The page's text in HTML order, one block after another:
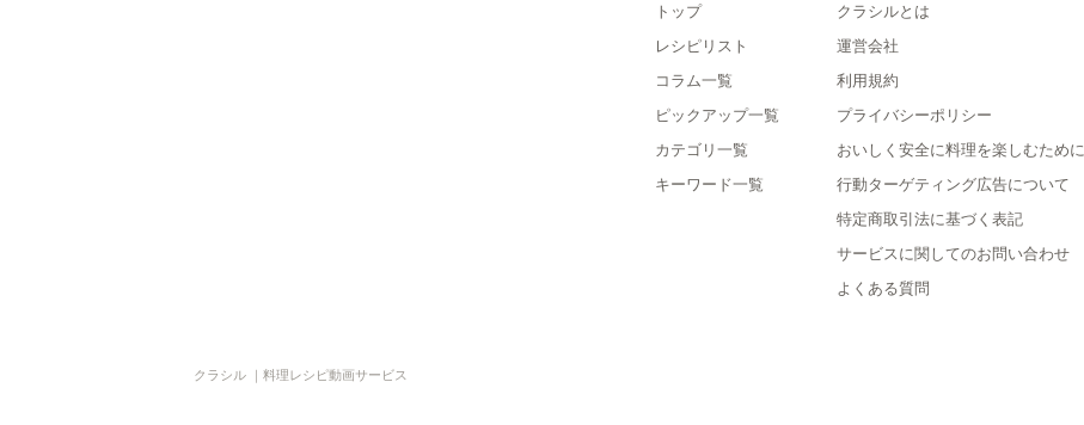
トップ
レシピリスト
コラム一覧
ピックアップ一覧
カテゴリ一覧
キーワード一覧
クラシルとは
運営会社
利用規約
プライバシーポリシー
おいしく安全に料理を楽しむために
行動ターゲティング広告について
特定商取引法に基づく表記
サービスに関してのお問い合わせ
よくある質問
クラシル ｜料理レシピ動画サービス